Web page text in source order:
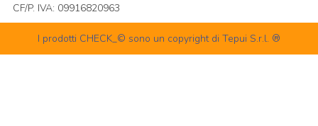
CF/P. IVA: 09916820963
I prodotti CHECK_© sono un copyright di Tepui S.r.l. ®